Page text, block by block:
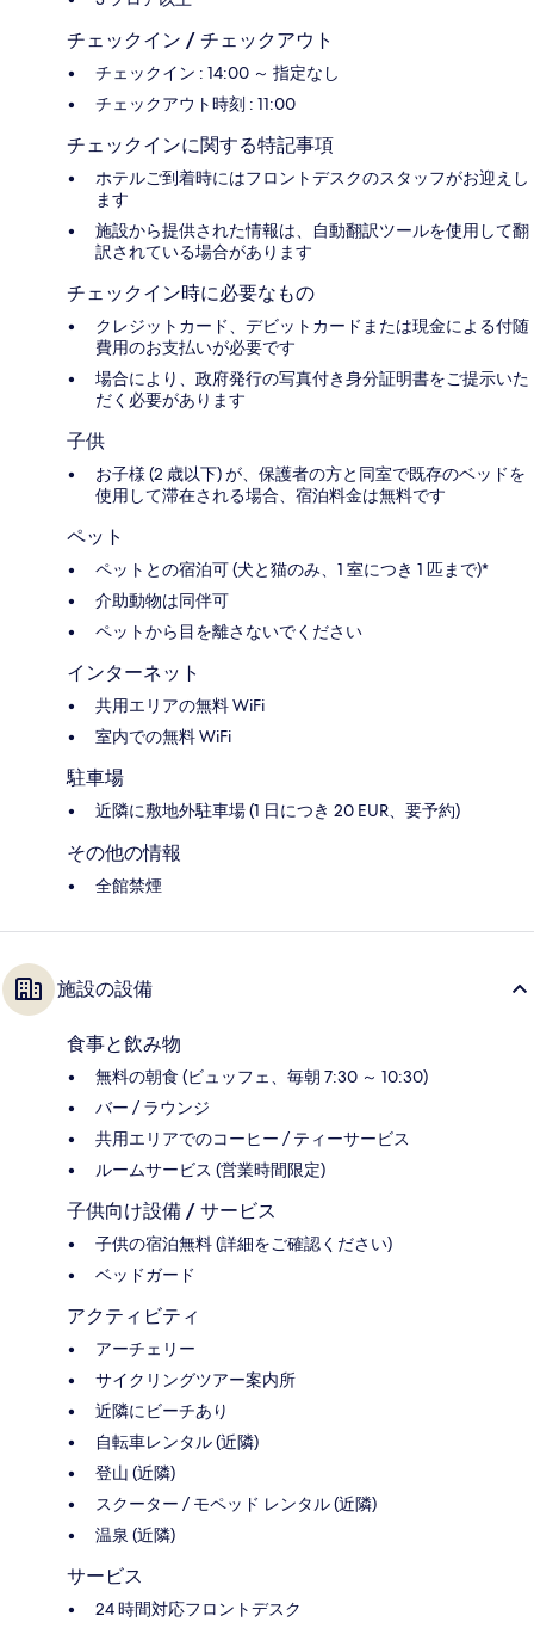
チェックイン / チェックアウト
チェックイン : 14:00 ～ 指定なし
チェックアウト時刻 : 11:00
チェックインに関する特記事項
ホテルご到着時にはフロントデスクのスタッフがお迎えし
ます
施設から提供された情報は、自動翻訳ツールを使用して翻
訳されている場合があります
チェックイン時に必要なもの
クレジットカード、デビットカードまたは現金による付随
費用のお支払いが必要です
場合により、政府発行の写真付き身分証明書をご提示いた
だく必要があります
子供
お子様 (2 歳以下) が、保護者の方と同室で既存のベッドを
使用して滞在される場合、宿泊料金は無料です
ペット
ペットとの宿泊可 (犬と猫のみ、1 室につき 1 匹まで)*
介助動物は同伴可
ペットから目を離さないでください
インターネット
共用エリアの無料 WiFi
室内での無料 WiFi
駐車場
近隣に敷地外駐車場 (1 日につき 20 EUR、要予約)
その他の情報
全館禁煙
施設の設備
食事と飲み物
無料の朝食 (ビュッフェ、毎朝 7:30 ～ 10:30)
バー / ラウンジ
共用エリアでのコーヒー / ティーサービス
ルームサービス (営業時間限定)
子供向け設備 / サービス
子供の宿泊無料 (詳細をご確認ください)
ベッドガード
アクティビティ
アーチェリー
サイクリングツアー案内所
近隣にビーチあり
自転車レンタル (近隣)
登山 (近隣)
スクーター / モペッド レンタル (近隣)
温泉 (近隣)
サービス
24 時間対応フロントデスク